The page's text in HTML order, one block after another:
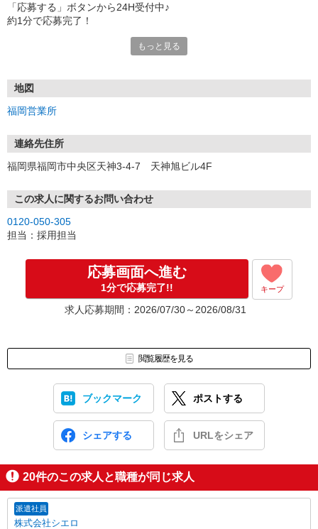
「応募する」ボタンから24H受付中♪
約1分で応募完了！
①応募から3営業日を目安に、メールorお電話でご連絡します。
★スマホでWEB面接（LINEなど）・出張面接・事務所面接と選べま
す
③面接実施（履歴書不要）
※ご希望があれば、職場見学の調整もOKです！
お気軽にご応募ください♪
もっと見る
地図
福岡営業所
連絡先住所
福岡県福岡市中央区天神3-4-7 天神旭ビル4F
この求人に関するお問い合わせ
0120-050-305
担当：採用担当
応募画面へ進む
1分で応募完了!! キープ
求人応募期間：2026/07/30～2026/08/31
閲覧履歴を見る
ブックマーク ポストする
シェアする URLをシェア
20件のこの求人と職種が同じ求人
派遣社員
株式会社シエロ